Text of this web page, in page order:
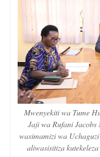
Mwenyekiti wa Tume
Jaji wa Rufani Jacobs
wasimamizi wa
aliwasisitiza